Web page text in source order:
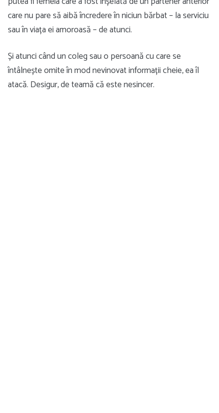
care nu pare să aibă încredere în niciun bărbat – la serviciu
sau în viața ei amoroasă – de atunci.
Și atunci când un coleg sau o persoană cu care se
întâlnește omite în mod nevinovat informații cheie, ea îl
atacă. Desigur, de teamă că este nesincer.